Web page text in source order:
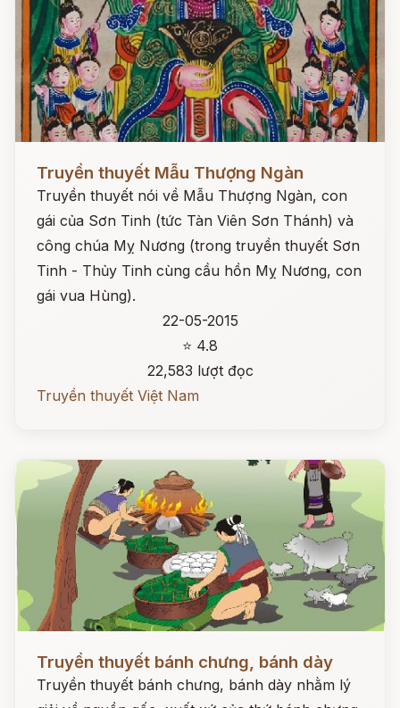
Đọc ngay
Truyền thuyết Mẫu Thượng Ngàn
Truyền thuyết nói về Mẫu Thượng Ngàn, con
gái của Sơn Tinh (tức Tàn Viên Sơn Thánh) và
công chúa Mỵ Nương (trong truyền thuyết Sơn
Tinh - Thủy Tinh cùng cầu hồn Mỵ Nương, con
gái vua Hùng).
22-05-2015
⭐ 4.8
22,583 lượt đọc
Truyền thuyết Việt Nam
Đọc ngay
Truyền thuyết bánh chưng, bánh dày
Truyền thuyết bánh chưng, bánh dày nhằm lý